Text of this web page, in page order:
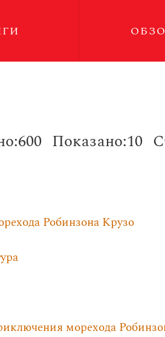
Показано:10
Робинзона Крузо
морехода